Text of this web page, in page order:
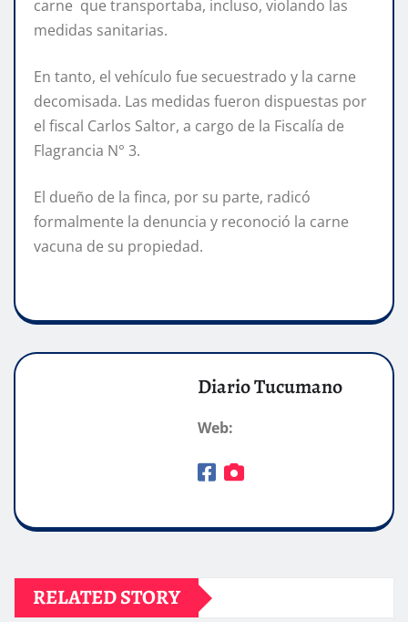
carne que transportaba, incluso, violando las
medidas sanitarias.
En tanto, el vehículo fue secuestrado y la carne
decomisada. Las medidas fueron dispuestas por
el fiscal Carlos Saltor, a cargo de la Fiscalía de
Flagrancia N° 3.
El dueño de la finca, por su parte, radicó
formalmente la denuncia y reconoció la carne
vacuna de su propiedad.
Diario Tucumano
Web:
RELATED STORY